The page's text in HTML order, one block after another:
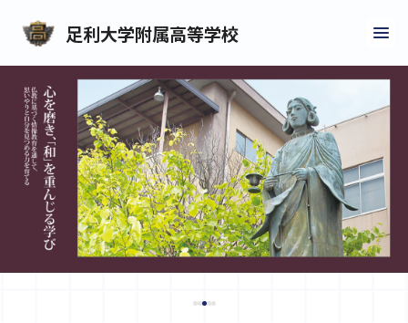
足利大学附属高等学校